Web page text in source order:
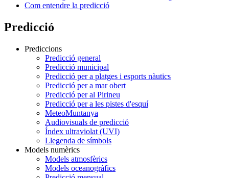
Com entendre la predicció
Predicció
Prediccions
Predicció general
Predicció municipal
Predicció per a platges i esports nàutics
Predicció per a mar obert
Predicció per al Pirineu
Predicció per a les pistes d'esquí
MeteoMuntanya
Audiovisuals de predicció
Índex ultraviolat (UVI)
Llegenda de símbols
Models numèrics
Models atmosfèrics
Models oceanogràfics